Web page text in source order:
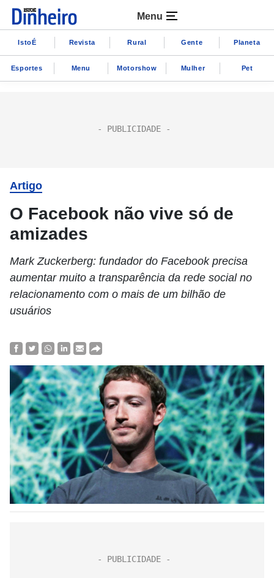
Menu
IstoÉ Revista Rural Gente Planeta
Esportes Menu Motorshow Mulher Pet
Artigo
O Facebook não vive só de
amizades
Mark Zuckerberg: fundador do Facebook precisa
aumentar muito a transparência da rede social no
relacionamento com o mais de um bilhão de
usuários